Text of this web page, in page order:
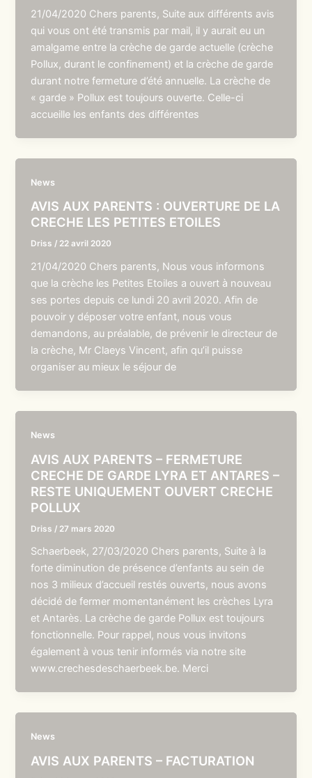
21/04/2020 Chers parents, Suite aux différents avis
qui vous ont été transmis par mail, il y aurait eu un
amalgame entre la crèche de garde actuelle (crèche
Pollux, durant le confinement) et la crèche de garde
durant notre fermeture d’été annuelle. La crèche de
« garde » Pollux est toujours ouverte. Celle-ci
accueille les enfants des différentes
News
AVIS AUX PARENTS : OUVERTURE DE LA
CRECHE LES PETITES ETOILES
Driss / 22 avril 2020
21/04/2020 Chers parents, Nous vous informons
que la crèche les Petites Etoiles a ouvert à nouveau
ses portes depuis ce lundi 20 avril 2020. Afin de
pouvoir y déposer votre enfant, nous vous
demandons, au préalable, de prévenir le directeur de
la crèche, Mr Claeys Vincent, afin qu’il puisse
organiser au mieux le séjour de
News
AVIS AUX PARENTS – FERMETURE
CRECHE DE GARDE LYRA ET ANTARES –
RESTE UNIQUEMENT OUVERT CRECHE
POLLUX
Driss / 27 mars 2020
Schaerbeek, 27/03/2020 Chers parents, Suite à la
forte diminution de présence d’enfants au sein de
nos 3 milieux d’accueil restés ouverts, nous avons
décidé de fermer momentanément les crèches Lyra
et Antarès. La crèche de garde Pollux est toujours
fonctionnelle. Pour rappel, nous vous invitons
également à vous tenir informés via notre site
www.crechesdeschaerbeek.be. Merci
News
AVIS AUX PARENTS – FACTURATION